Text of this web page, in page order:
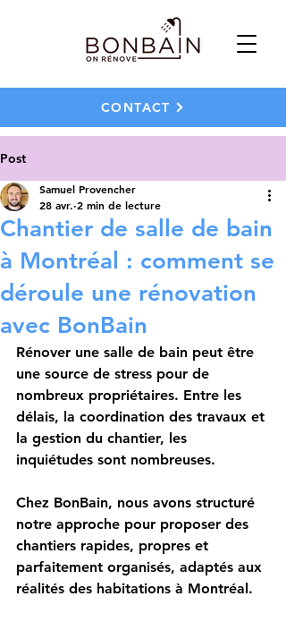
CONTACT
Post
Chantier de salle de bain
à Montréal : comment se
déroule une rénovation
avec BonBain
Samuel Provencher
28 avr. 2 min de lecture
Rénover une salle de bain peut être
une source de stress pour de
nombreux propriétaires. Entre les
délais, la coordination des travaux et
la gestion du chantier, les
inquiétudes sont nombreuses.
Chez BonBain, nous avons structuré
notre approche pour proposer des
chantiers rapides, propres et
parfaitement organisés, adaptés aux
réalités des habitations à Montréal.